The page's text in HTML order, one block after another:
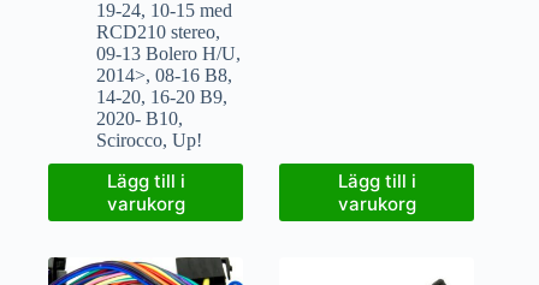
19-24, 10-15 med
RCD210 stereo,
09-13 Bolero H/U,
2014>, 08-16 B8,
14-20, 16-20 B9,
2020- B10,
Scirocco, Up!
Lägg till i
varukorg
Lägg till i
varukorg